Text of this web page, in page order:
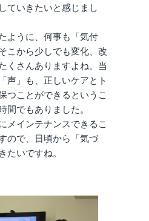
ていきたいと感じまし
ように、何事も「気付
こから少しでも変化、改
くさんありますよね。当
声」も、正しいケアとト
つことができるというこ
間でもありました。
メインテナンスできるこ
ので、日頃から「気づ
たいですね。